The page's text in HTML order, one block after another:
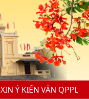
XIN Ý KIẾN VĂN QPPL